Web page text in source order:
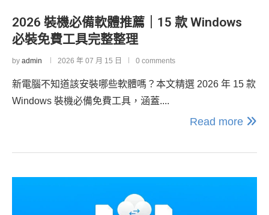
2026 裝機必備軟體推薦｜15 款 Windows
必裝免費工具完整整理
by admin 2026 年 07 月 15 日 0 comments
新電腦不知道該安裝哪些軟體嗎？本文精選 2026 年 15 款
Windows 裝機必備免費工具，涵蓋....
Read more